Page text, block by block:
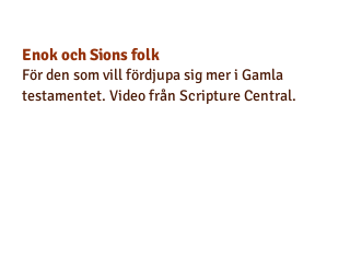
Enok och Sions folk
För den som vill fördjupa sig mer i Gamla
testamentet. Video från Scripture Central.